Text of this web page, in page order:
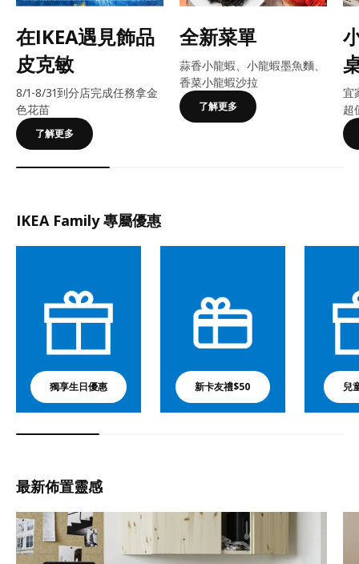
在IKEA遇見飾品
皮克敏
8/1-8/31到分店完成任務拿金
色花苗
了解更多
全新菜單
蒜香小龍蝦、小龍蝦墨魚麵、
香菜小龍蝦沙拉
了解更多
宜
超
IKEA Family 專屬優惠
獨享生日優惠 新卡友禮$50 兒
最新佈置靈感